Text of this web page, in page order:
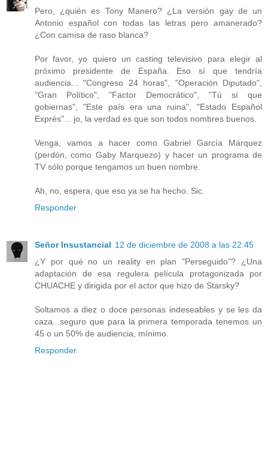
Pero, ¿quién es Tony Manero? ¿La versión gay de un
Antonio español con todas las letras pero amanerado?
¿Con camisa de raso blanca?
Por favor, yo quiero un casting televisivo para elegir al
próximo presidente de España. Eso sí que tendría
audiencia... "Congreso 24 horas", "Operación Diputado",
"Gran Político", "Factor Democrático", "Tú sí que
gobiernas", "Este país era una ruina", "Estado Español
Exprés"... jo, la verdad es que son todos nombres buenos.
Venga, vamos a hacer como Gabriel García Márquez
(perdón, como Gaby Marquezo) y hacer un programa de
TV sólo porque tengamos un buen nombre.
Ah, no, espera, que eso ya se ha hecho. Sic.
Responder
Señor Insustancial 12 de diciembre de 2008 a las 22:45
¿Y por qué no un reality en plan "Perseguido"? ¿Una
adaptación de esa regulera película protagonizada por
CHUACHE y dirigida por el actor que hizo de Starsky?
Soltamos a diez o doce personas indeseables y se les da
caza...seguro que para la primera temporada tenemos un
45 o un 50% de audiencia, mínimo.
Responder